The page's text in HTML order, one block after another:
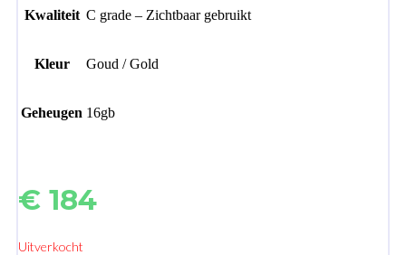
Kwaliteit C grade – Zichtbaar gebruikt
Kleur Goud / Gold
Geheugen 16gb
€ 184
Uitverkocht